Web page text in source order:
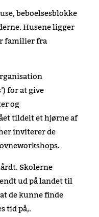
beboelsesblokke
Husene ligger
familier fra
for at give
og
tildelt et hjørne af
inviterer de
Skolerne
ud på landet til
de kunne finde
tid på,.